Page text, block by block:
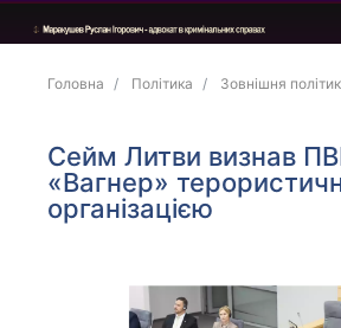
Головна Політика Зовнішня
Сейм Литви визнав
«Вагнер»
організацією